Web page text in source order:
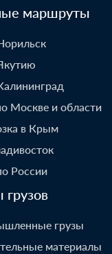
маршруты
Москве и области
в Крым
России
грузы
материалы